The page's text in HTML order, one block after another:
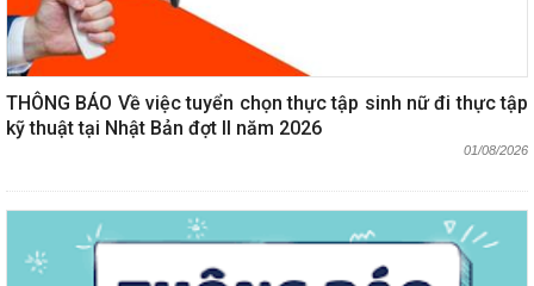
THÔNG BÁO Về việc tuyển chọn thực tập sinh nữ đi thực tập
kỹ thuật tại Nhật Bản đợt II năm 2026
01/08/2026